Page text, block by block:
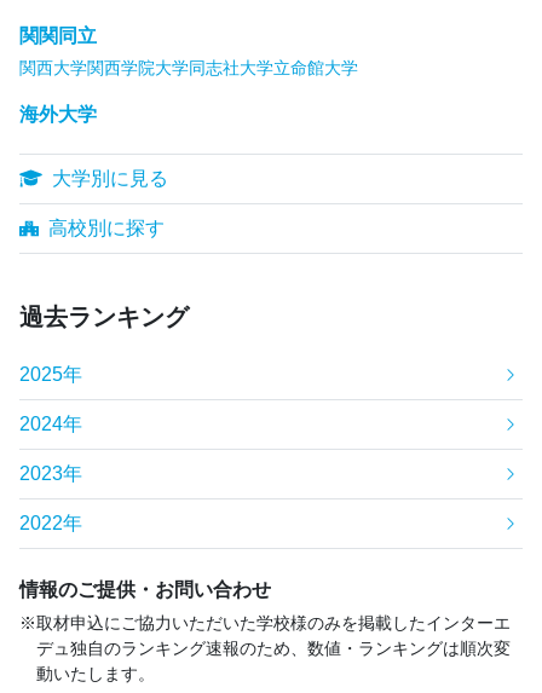
関関同立
関西大学関西学院大学同志社大学立命館大学
海外大学
大学別に見る
高校別に探す
過去ランキング
2025年
2024年
2023年
2022年
情報のご提供・お問い合わせ
取材申込にご協力いただいた学校様のみを掲載したインターエ
デュ独自のランキング速報のため、数値・ランキングは順次変
動いたします。